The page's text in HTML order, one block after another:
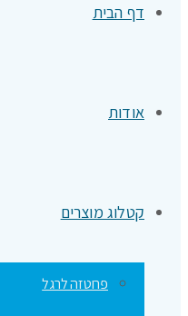
דף הבית
אודות
קטלוג מוצרים
פרוטזה לרגל